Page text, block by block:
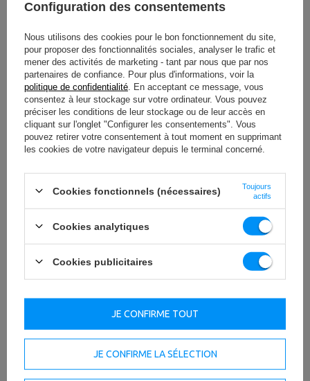
L’intégration régulière de cette variante dans votre entraînement
permet de développer davantage le haut des pectoraux, travailler la
force et la stabilité des épaules, et d’ajouter une difficulté
supplémentaire aux pompes classiques.
Dips entre deux chaises
Cet exercice est une excellente alternative aux dips pectoraux
classiques. Vous pouvez le réaliser à la maison e
n utilisant deux
. Placez les chaises en parallèle, à une courte distance,
corps au-dessus du sol. Gardez les bras tendus, les jambes légèrement
fléchies aux genoux et les pieds croisés pour une meilleure stabilité.
Descendez lentement en fléchissant les coudes - votre poitrine doit
s’approcher des chaises. Enfin, tendez dynamiquement vos bras pour
revenir à la position de départ. Cet exercice sollicite surtoutla partie
inférieure des pectoraux, les triceps et la portion antérieure
des épaules.Réalisé régulièrement, il permet de stimuler la force
Configuration des consentements
Nous utilisons des cookies pour le bon fonctionnement du site,
pour proposer des fonctionnalités sociales, analyser le trafic et
mener des activités de marketing - tant par nous que par nos
partenaires de confiance. Pour plus d'informations, voir la
politique de confidentialité . En acceptant ce message, vous
consentez à leur stockage sur votre ordinateur. Vous pouvez
préciser les conditions de leur stockage ou de leur accès en
cliquant sur l'onglet "Configurer les consentements". Vous
pouvez retirer votre consentement à tout moment en supprimant
les cookies de votre navigateur depuis le terminal concerné.
Cookies fonctionnels (nécessaires)
Toujours
actifs
Cookies analytiques
Cookies publicitaires
JE CONFIRME LA SÉLECTION
JE CONFIRME TOUT